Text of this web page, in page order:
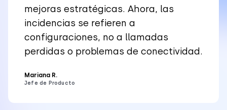
mejoras estratégicas. Ahora, las
incidencias se refieren a
configuraciones, no a llamadas
perdidas o problemas de conectividad.
Mariana R.
Jefe de Producto